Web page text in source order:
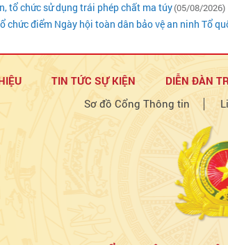
tổ chức sử dụng trái phép chất ma túy(05/08/2026)
chức điểm Ngày hội toàn dân bảo vệ an ninh Tổ
TIN TỨC SỰ KIỆN DIỄN ĐÀN
Sơ đồ Cổng Thông tin